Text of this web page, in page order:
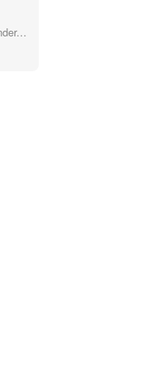
Apple's two-generations-away iPhone 18 Pro models will likely feature under-screen Face ID, according to The Information.